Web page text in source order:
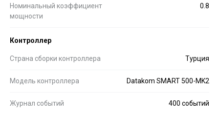
Номинальный коэффициент
мощности
0.8
Контроллер
Страна сборки контроллера Турция
Модель контроллера Datakom SMART 500-MK2
Журнал событий 400 событий